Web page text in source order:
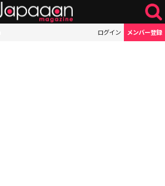
ログイン メンバー登録